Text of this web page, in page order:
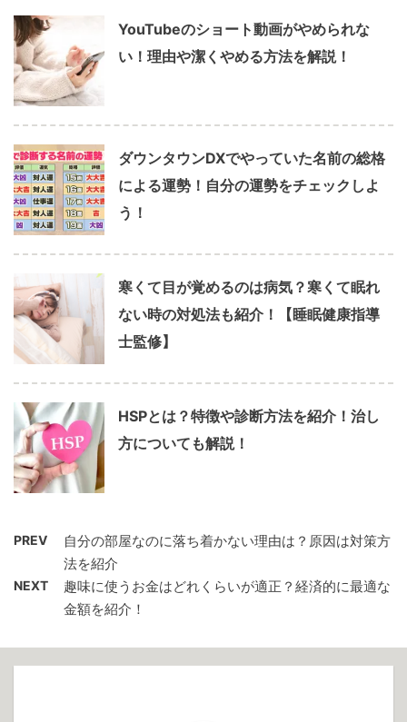
YouTubeのショート動画がやめられな
い！理由や潔くやめる方法を解説！
ダウンタウンDXでやっていた名前の総格
による運勢！自分の運勢をチェックしよ
う！
寒くて目が覚めるのは病気？寒くて眠れ
ない時の対処法も紹介！【睡眠健康指導
士監修】
HSPとは？特徴や診断方法を紹介！治し
方についても解説！
PREV
自分の部屋なのに落ち着かない理由は？原因は対策方
法を紹介
NEXT
趣味に使うお金はどれくらいが適正？経済的に最適な
金額を紹介！